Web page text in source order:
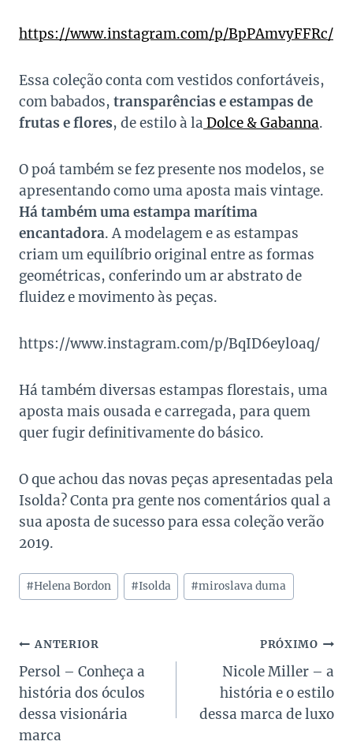
https://www.instagram.com/p/BpPAmvyFFRc/
Essa coleção conta com vestidos confortáveis,
com babados, transparências e estampas de
frutas e flores, de estilo à la Dolce & Gabanna.
O poá também se fez presente nos modelos, se
apresentando como uma aposta mais vintage.
Há também uma estampa marítima
encantadora. A modelagem e as estampas
criam um equilíbrio original entre as formas
geométricas, conferindo um ar abstrato de
fluidez e movimento às peças.
https://www.instagram.com/p/BqID6eyl0aq/
Há também diversas estampas florestais, uma
aposta mais ousada e carregada, para quem
quer fugir definitivamente do básico.
O que achou das novas peças apresentadas pela
Isolda? Conta pra gente nos comentários qual a
sua aposta de sucesso para essa coleção verão
2019.
Tags
do
#Helena Bordon #Isolda #miroslava duma
Navegação
de
Post
ANTERIOR
Persol – Conheça a
história dos óculos
dessa visionária
marca
PRÓXIMO
Nicole Miller – a
história e o estilo
dessa marca de luxo